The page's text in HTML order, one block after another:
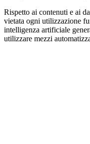
Rispetto ai contenuti e ai
vietata ogni utilizzazione
intelligenza artificiale
utilizzare mezzi